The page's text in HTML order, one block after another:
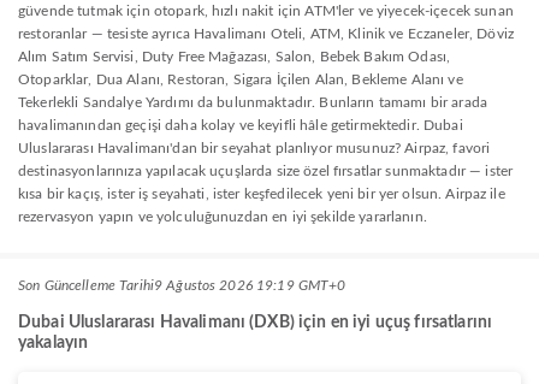
güvende tutmak için otopark, hızlı nakit için ATM'ler ve yiyecek-içecek sunan
restoranlar — tesiste ayrıca Havalimanı Oteli, ATM, Klinik ve Eczaneler, Döviz
Alım Satım Servisi, Duty Free Mağazası, Salon, Bebek Bakım Odası,
Otoparklar, Dua Alanı, Restoran, Sigara İçilen Alan, Bekleme Alanı ve
Tekerlekli Sandalye Yardımı da bulunmaktadır. Bunların tamamı bir arada
havalimanından geçişi daha kolay ve keyifli hâle getirmektedir. Dubai
Uluslararası Havalimanı'dan bir seyahat planlıyor musunuz? Airpaz, favori
destinasyonlarınıza yapılacak uçuşlarda size özel fırsatlar sunmaktadır — ister
kısa bir kaçış, ister iş seyahati, ister keşfedilecek yeni bir yer olsun. Airpaz ile
rezervasyon yapın ve yolculuğunuzdan en iyi şekilde yararlanın.
Son Güncelleme Tarihi9 Ağustos 2026 19:19 GMT+0
Dubai Uluslararası Havalimanı (DXB) için en iyi uçuş fırsatlarını
yakalayın